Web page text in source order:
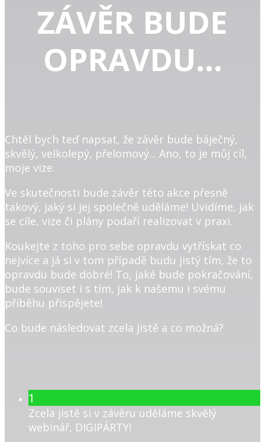
ZÁVĚR BUDE
OPRAVDU...
Chtěl bych teď napsat, že závěr bude báječný,
skvělý, velkolepý, přelomový... Ano, to je můj cíl,
moje vize.
Ve skutečnosti bude závěr této akce přesně
takový, jaký si jej společně uděláme! Uvidíme, jak
se cíle, vize či plány podaří realizovat v praxi.
Koukejte z toho pro sebe opravdu vytřískat co
nejvíce a já si v tom případě budu jistý tím, že to
opravdu bude dobré! To, jaké bude pokračování,
bude souviset i s tím, jak k našemu i svému
příběhu přispějete!
Co bude následovat zcela jistě a co možná?
1
Zcela jistě si v závěru uděláme skvělý
webinář, DIGIPÁRTY!